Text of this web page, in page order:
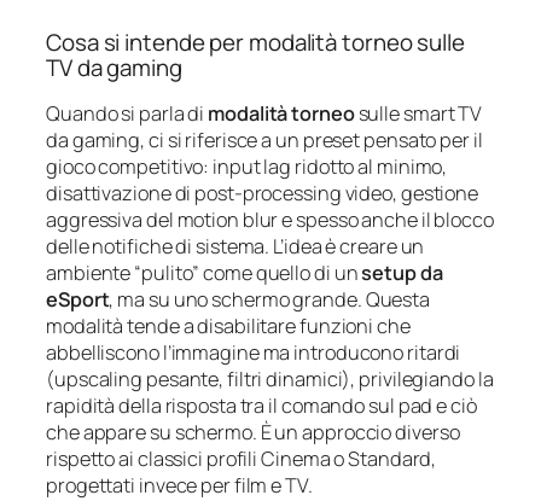
Cosa si intende per modalità torneo sulle
TV da gaming
Quando si parla di modalità torneosulle smart TV
da gaming, ci si riferisce a un preset pensato per il
gioco competitivo: input lag ridotto al minimo,
disattivazione di post-processing video, gestione
aggressiva del motion blur e spesso anche il blocco
delle notifiche di sistema. L’idea è creare un
ambiente “pulito” come quello di unsetup da
eSport, ma su uno schermo grande. Questa
modalità tende a disabilitare funzioni che
abbelliscono l’immagine ma introducono ritardi
(upscaling pesante, filtri dinamici), privilegiando la
rapidità della risposta tra il comando sul pad e ciò
che appare su schermo. È un approccio diverso
rispetto ai classici profili Cinema o Standard,
progettati invece per film e TV.